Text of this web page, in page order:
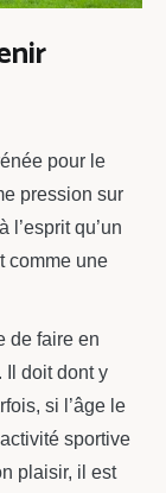
pour le
pression sur
l’esprit qu’un
comme une
de faire en
Il doit dont y
si l’âge le
sportive
plaisir, il est